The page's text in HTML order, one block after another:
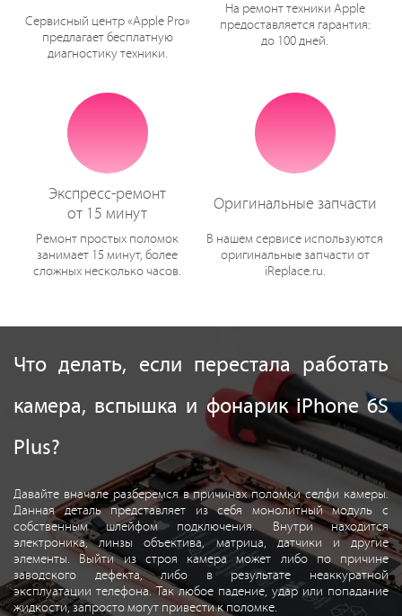
Сервисный центр «Apple Pro»
предлагает бесплатную
диагностику техники.
На ремонт техники Apple
предоставляется гарантия:
до 100 дней.
Экспресс-ремонт
от 15 минут
Ремонт простых поломок
занимает 15 минут, более
сложных несколько часов.
Оригинальные запчасти
В нашем сервисе используются
оригинальные запчасти от
iReplace.ru.
Что делать, если перестала работать
камера, вспышка и фонарик iPhone 6S
Plus?
Давайте вначале разберемся в причинах поломки селфи камеры.
Данная деталь представляет из себя монолитный модуль с
собственным шлейфом подключения. Внутри находится
электроника, линзы объектива, матрица, датчики и другие
элементы. Выйти из строя камера может либо по причине
заводского дефекта, либо в результате неаккуратной
эксплуатации телефона. Так любое падение, удар или попадание
жидкости, запросто могут привести к поломке.